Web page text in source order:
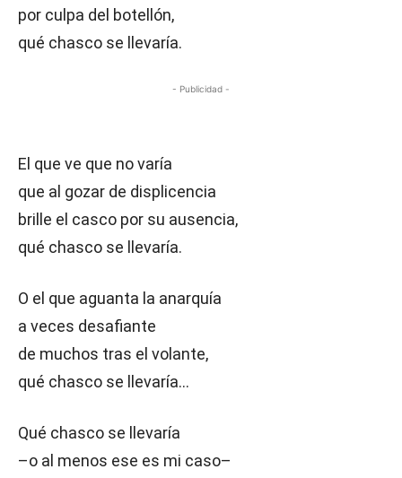
por culpa del botellón,
qué chasco se llevaría.
- Publicidad -
El que ve que no varía
que al gozar de displicencia
brille el casco por su ausencia,
qué chasco se llevaría.
O el que aguanta la anarquía
a veces desafiante
de muchos tras el volante,
qué chasco se llevaría…
Qué chasco se llevaría
–o al menos ese es mi caso–